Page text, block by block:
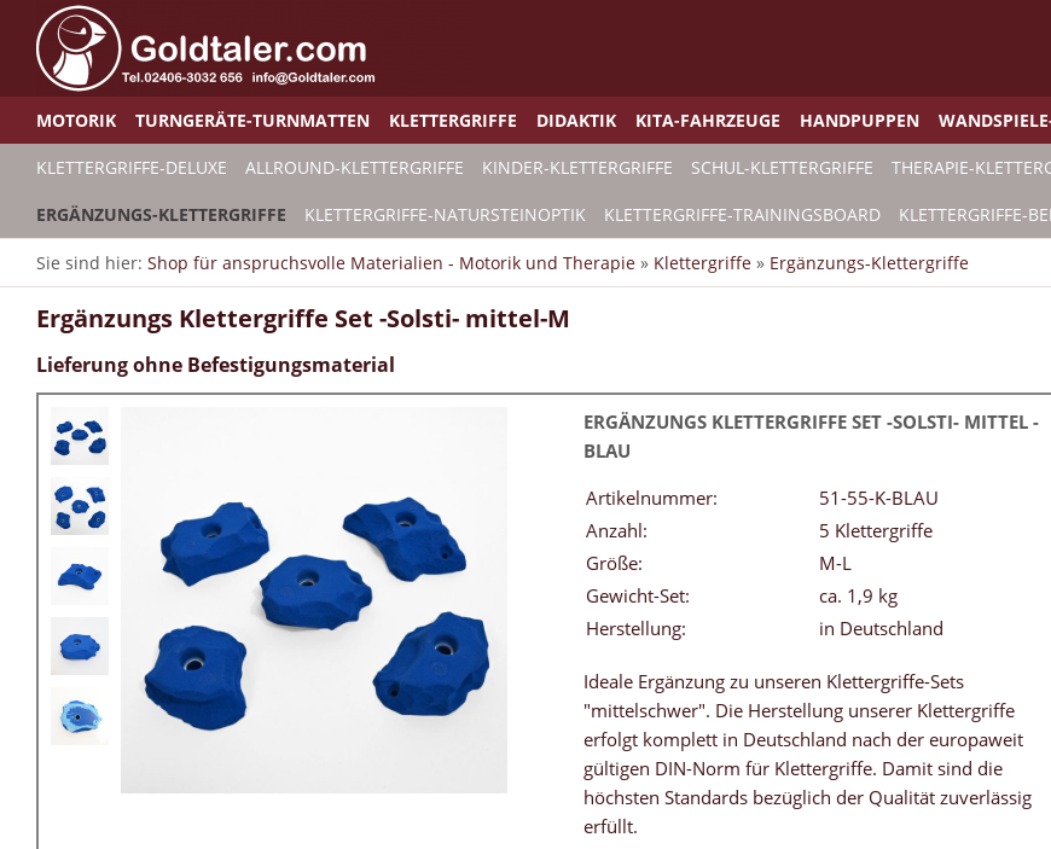
MOTORIK TURNGERÄTE-TURNMATTEN KLETTERGRIFFE DIDAKTIK KITA-FAHRZEUGE HANDPUPPEN
KLETTERGRIFFE-DELUXE ALLROUND-KLETTERGRIFFE KINDER-KLETTERGRIFFE SCHUL-KLETTERGRIFFE THERAPIE-
ERGÄNZUNGS-KLETTERGRIFFE KLETTERGRIFFE-NATURSTEINOPTIK KLETTERGRIFFE-TRAININGSBOARD KLETTERGRIFFE-
Sie sind hier: Shop für anspruchsvolle Materialien - Motorik und Therapie » Klettergriffe » Ergänzungs-Klettergriffe
Ergänzungs Klettergriffe Set -Solsti- mittel-M
Lieferung ohne Befestigungsmaterial
ERGÄNZUNGS KLETTERGRIFFE SET -SOLSTI- MITTEL -
BLAU
Artikelnummer:
51-55-K-BLAU
Anzahl:
5 Klettergriffe
Größe:
M-L
Gewicht-Set:
ca. 1,9 kg
Herstellung:
in Deutschland
Ideale Ergänzung zu unseren Klettergriffe-Sets
"mittelschwer". Die Herstellung unserer Klettergriffe
erfolgt komplett in Deutschland nach der europaweit
gültigen DIN-Norm für Klettergriffe. Damit sind die
höchsten Standards bezüglich der Qualität zuverlässig
erfüllt.